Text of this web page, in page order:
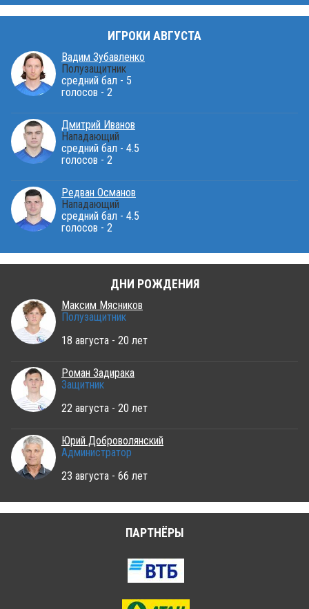
ИГРОКИ АВГУСТА
Вадим Зубавленко
Полузащитник
средний бал - 5
голосов - 2
Дмитрий Иванов
Нападающий
средний бал - 4.5
голосов - 2
Редван Османов
Нападающий
средний бал - 4.5
голосов - 2
ДНИ РОЖДЕНИЯ
Максим Мясников
Полузащитник
18 августа - 20 лет
Роман Задирака
Защитник
22 августа - 20 лет
Юрий Доброволянский
Администратор
23 августа - 66 лет
ПАРТНЁРЫ